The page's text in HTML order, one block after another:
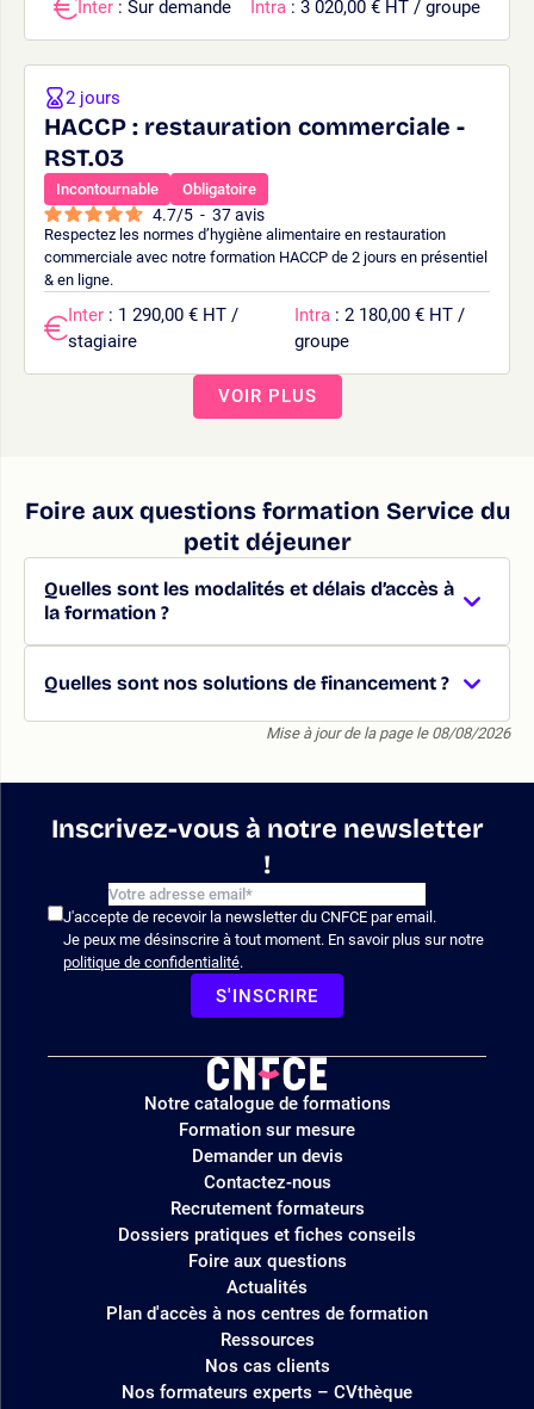
Inter : Sur demande Intra : 3 020,00 € HT / groupe
HACCP : restauration commerciale -
RST.03
Incontournable Obligatoire
4.7/5 - 37avis
Respectez les normes d’hygiène alimentaire en restauration
commerciale avec notre formation HACCP de 2 jours en présentiel
& en ligne.
2 jours
Inter : 1 290,00 € HT /
stagiaire
Intra : 2 180,00 € HT /
groupe
VOIR PLUS
Foire aux questions formation Service du
petit déjeuner
Quelles sont les modalités et délais d’accès à
la formation ?
Quelles sont nos solutions de financement ?
Mise à jour de la page le 08/08/2026
Inscrivez-vous à notre newsletter
!
J'accepte de recevoir la newsletter du CNFCE par email.
Je peux me désinscrire à tout moment. En savoir plus sur notre
politique de confidentialité.
S'INSCRIRE
Logo
site
Notre catalogue de formations
Formation sur mesure
Demander un devis
Contactez-nous
Recrutement formateurs
Dossiers pratiques et fiches conseils
Foire aux questions
Actualités
Plan d'accès à nos centres de formation
Ressources
Nos cas clients
Nos formateurs experts – CVthèque